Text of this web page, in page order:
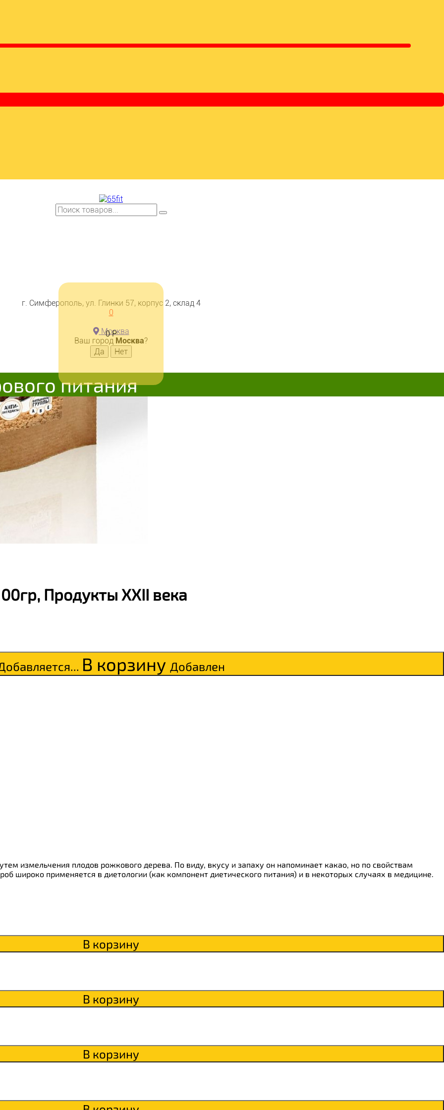
г. Симферополь, ул. Глинки 57, корпус 2, склад 4
0
0Р
Москва
Ваш город Москва?
питания
Chikapie
Продукты XXII века
В корзину Добавлен
измельчения плодов рожкового дерева. По виду, вкусу и запаху он напоминает какао, но по свойствам
широко применяется в диетологии (как компонент диетического питания) и в некоторых случаях в медицине.
В корзину
В корзину
В корзину